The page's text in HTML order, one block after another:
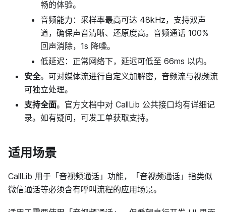
畅的体验。
音频能力：采样率最高可达 48kHz，支持双声
道，确保声音清晰、还原度高。音频通话 100%
回声消除，1s 降噪。
低延迟：正常网络下，延迟可低至 66ms 以内。
安全。可对媒体流进行自定义加解密，音频流与视频流
可独立处理。
支持全面。官方文档中对 CallLib 公共接口均有详细记
录。如有疑问，可发工单获取支持。
适用场景
CallLib 用于「音视频通话」功能，「音视频通话」指类似
微信通话等必须含有呼叫流程的应用场景。